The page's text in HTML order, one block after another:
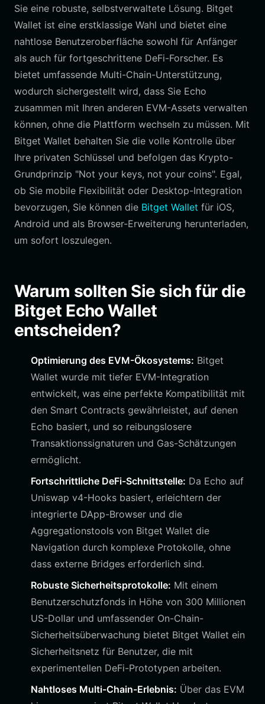
Sie eine robuste, selbstverwaltete Lösung. Bitget
Wallet ist eine erstklassige Wahl und bietet eine
nahtlose Benutzeroberfläche sowohl für Anfänger
als auch für fortgeschrittene DeFi-Forscher. Es
bietet umfassende Multi-Chain-Unterstützung,
wodurch sichergestellt wird, dass Sie Echo
zusammen mit Ihren anderen EVM-Assets verwalten
können, ohne die Plattform wechseln zu müssen. Mit
Bitget Wallet behalten Sie die volle Kontrolle über
Ihre privaten Schlüssel und befolgen das Krypto-
Grundprinzip "Not your keys, not your coins". Egal,
ob Sie mobile Flexibilität oder Desktop-Integration
bevorzugen, Sie können die Bitget Wallet für iOS,
Android und als Browser-Erweiterung herunterladen,
um sofort loszulegen.
Warum sollten Sie sich für die
Bitget Echo Wallet
entscheiden?
Optimierung des EVM-Ökosystems: Bitget
Wallet wurde mit tiefer EVM-Integration
entwickelt, was eine perfekte Kompatibilität mit
den Smart Contracts gewährleistet, auf denen
Echo basiert, und so reibungslosere
Transaktionssignaturen und Gas-Schätzungen
ermöglicht.
Fortschrittliche DeFi-Schnittstelle: Da Echo auf
Uniswap v4-Hooks basiert, erleichtern der
integrierte DApp-Browser und die
Aggregationstools von Bitget Wallet die
Navigation durch komplexe Protokolle, ohne
dass externe Bridges erforderlich sind.
Robuste Sicherheitsprotokolle: Mit einem
Benutzerschutzfonds in Höhe von 300 Millionen
US-Dollar und umfassender On-Chain-
Sicherheitsüberwachung bietet Bitget Wallet ein
Sicherheitsnetz für Benutzer, die mit
experimentellen DeFi-Prototypen arbeiten.
Nahtloses Multi-Chain-Erlebnis: Über das EVM